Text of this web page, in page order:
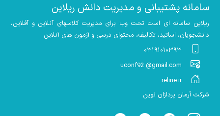
سامانه پشتیبانی و مدیریت دانش ریلاین
ریلاین سامانه ای است تحت وب برای مدیریت کلاسهای آنلاین و آفلاین،
دانشجویان، اساتید، تکالیف، محتوای درسی و آزمون های آنلاین
۰۳۱۹۱۰۱۰۳۹۳
uconf92 @gmail.com
reline.ir
شرکت آرمان پردازان نوین